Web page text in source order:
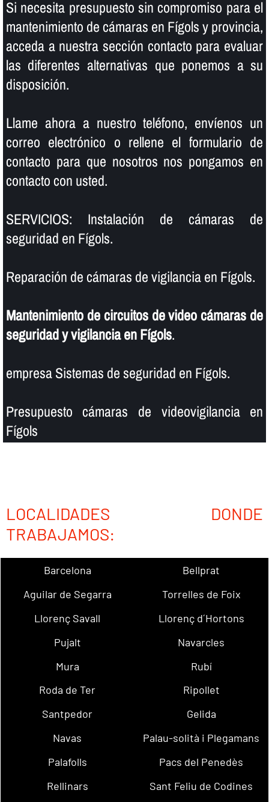
Si necesita presupuesto sin compromiso para el
mantenimiento de cámaras en Fígols y provincia,
acceda a nuestra sección contacto para evaluar
las diferentes alternativas que ponemos a su
disposición.
Llame ahora a nuestro teléfono, enví­enos un
correo electrónico o rellene el formulario de
contacto para que nosotros nos pongamos en
contacto con usted.
SERVICIOS: Instalación de cámaras de
seguridad en Fígols.
Reparación de cámaras de vigilancia en Fígols.
Mantenimiento de circuitos de video cámaras de
seguridad y vigilancia en Fígols.
empresa Sistemas de seguridad en Fígols.
Presupuesto cámaras de videovigilancia en
Fígols
LOCALIDADES DONDE
TRABAJAMOS:
Barcelona
Bellprat
Aguilar de Segarra
Torrelles de Foix
Llorenç Savall
Llorenç d´Hortons
Pujalt
Navarcles
Mura
Rubí
Roda de Ter
Ripollet
Santpedor
Gelida
Navas
Palau-solità i Plegamans
Palafolls
Pacs del Penedès
Rellinars
Sant Feliu de Codines